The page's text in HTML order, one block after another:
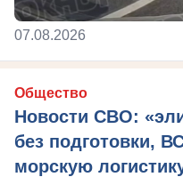
07.08.2026
Общество
Новости СВО:
без подготовки,
морскую